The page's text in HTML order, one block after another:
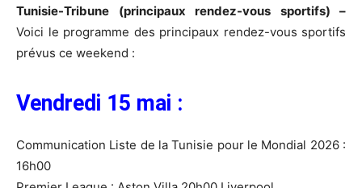
Tunisie-Tribune (principaux rendez-vous sportifs) –
Voici le programme des principaux rendez-vous sportifs
prévus ce weekend :
Vendredi 15 mai :
Communication Liste de la Tunisie pour le Mondial 2026 :
16h00